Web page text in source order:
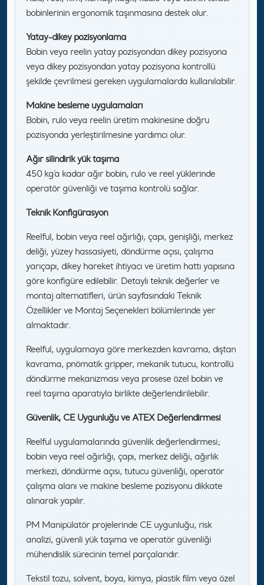
bobinlerinin ergonomik taşınmasına destek olur.
Yatay-dikey pozisyonlama
Bobin veya reelin yatay pozisyondan dikey pozisyona
veya dikey pozisyondan yatay pozisyona kontrollü
şekilde çevrilmesi gereken uygulamalarda kullanılabilir.
Makine besleme uygulamaları
Bobin, rulo veya reelin üretim makinesine doğru
pozisyonda yerleştirilmesine yardımcı olur.
Ağır silindirik yük taşıma
450 kg’a kadar ağır bobin, rulo ve reel yüklerinde
operatör güvenliği ve taşıma kontrolü sağlar.
Teknik Konfigürasyon
Reelful, bobin veya reel ağırlığı, çapı, genişliği, merkez
deliği, yüzey hassasiyeti, döndürme açısı, çalışma
yarıçapı, dikey hareket ihtiyacı ve üretim hattı yapısına
göre konfigüre edilebilir. Detaylı teknik değerler ve
montaj alternatifleri, ürün sayfasındaki Teknik
Özellikler ve Montaj Seçenekleri bölümlerinde yer
almaktadır.
Reelful, uygulamaya göre merkezden kavrama, dıştan
kavrama, pnömatik gripper, mekanik tutucu, kontrollü
döndürme mekanizması veya prosese özel bobin ve
reel taşıma aparatıyla birlikte değerlendirilebilir.
Güvenlik, CE Uygunluğu ve ATEX Değerlendirmesi
Reelful uygulamalarında güvenlik değerlendirmesi;
bobin veya reel ağırlığı, çapı, merkez deliği, ağırlık
merkezi, döndürme açısı, tutucu güvenliği, operatör
çalışma alanı ve makine besleme pozisyonu dikkate
alınarak yapılır.
PM Manipülatör projelerinde CE uygunluğu, risk
analizi, güvenli yük taşıma ve operatör güvenliği
mühendislik sürecinin temel parçalarıdır.
Tekstil tozu, solvent, boya, kimya, plastik film veya özel